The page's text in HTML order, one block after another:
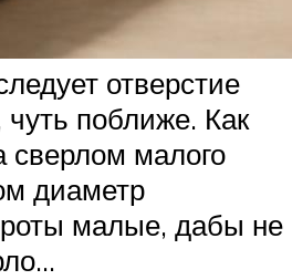
отверстие
чуть поближе. Как
сверлом малого
диаметр
малые, дабы не